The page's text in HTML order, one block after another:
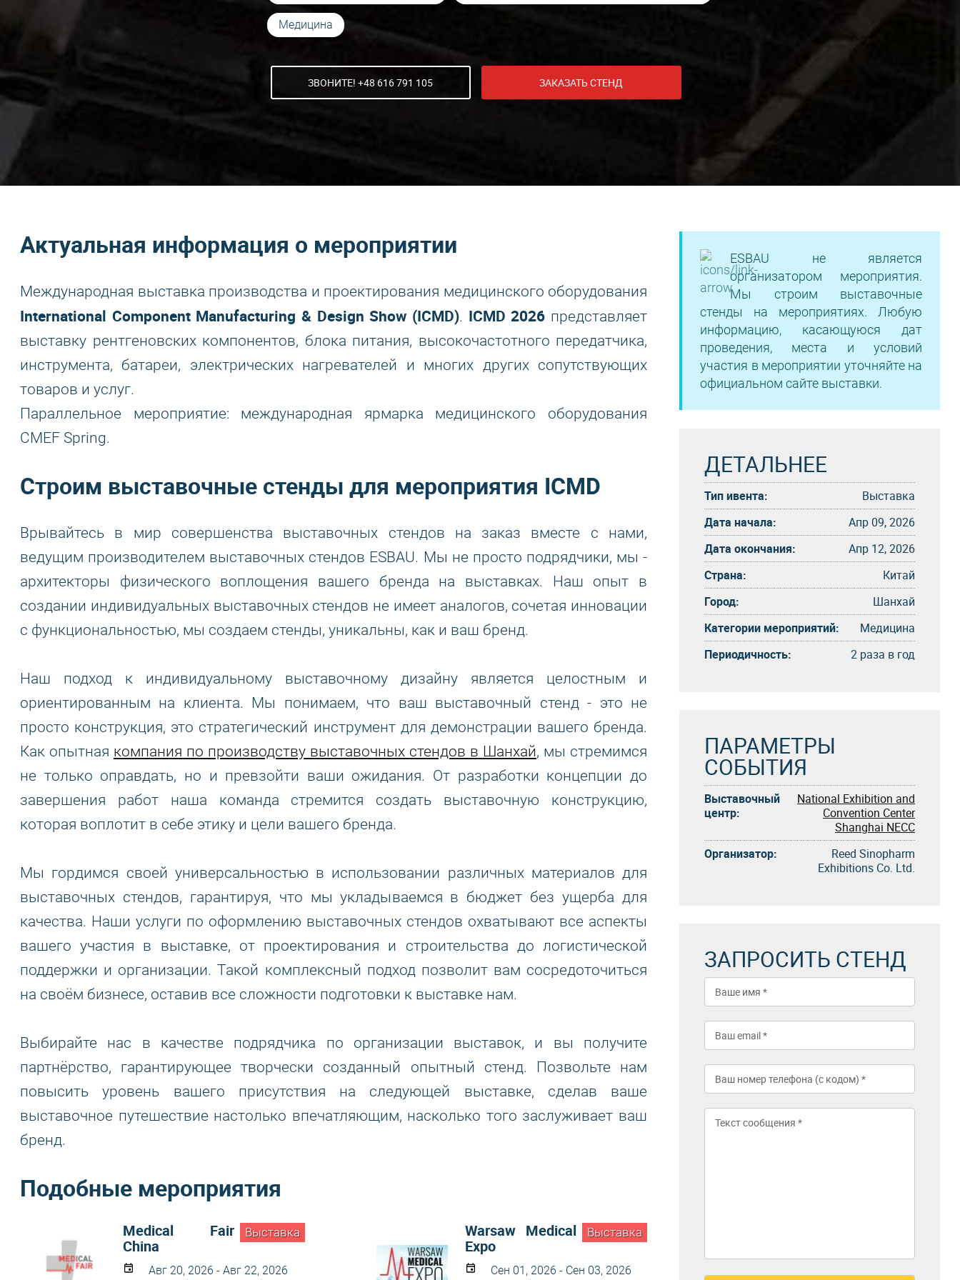
Медицина
ЗВОНИТЕ! +48 616 791 105 ЗАКАЗАТЬ СТЕНД
Актуальная информация о мероприятии
Международная выставка производства и проектирования медицинского оборудования
International Component Manufacturing & Design Show (ICMD). ICMD 2026 представляет
выставку рентгеновских компонентов, блока питания, высокочастотного передатчика,
инструмента, батареи, электрических нагревателей и многих других сопутствующих
товаров и услуг.
Параллельное мероприятие: международная ярмарка медицинского оборудования
CMEF Spring.
Строим выставочные стенды для мероприятия ICMD
Врывайтесь в мир совершенства выставочных стендов на заказ вместе с нами,
ведущим производителем выставочных стендов ESBAU. Мы не просто подрядчики, мы -
архитекторы физического воплощения вашего бренда на выставках. Наш опыт в
создании индивидуальных выставочных стендов не имеет аналогов, сочетая инновации
с функциональностью, мы создаем стенды, уникальны, как и ваш бренд.
Наш подход к индивидуальному выставочному дизайну является целостным и
ориентированным на клиента. Мы понимаем, что ваш выставочный стенд - это не
просто конструкция, это стратегический инструмент для демонстрации вашего бренда.
Как опытная компания по производству выставочных стендов в Шанхай, мы стремимся
не только оправдать, но и превзойти ваши ожидания. От разработки концепции до
завершения работ наша команда стремится создать выставочную конструкцию,
которая воплотит в себе этику и цели вашего бренда.
Мы гордимся своей универсальностью в использовании различных материалов для
выставочных стендов, гарантируя, что мы укладываемся в бюджет без ущерба для
качества. Наши услуги по оформлению выставочных стендов охватывают все аспекты
вашего участия в выставке, от проектирования и строительства до логистической
поддержки и организации. Такой комплексный подход позволит вам сосредоточиться
на своём бизнесе, оставив все сложности подготовки к выставке нам.
Выбирайте нас в качестве подрядчика по организации выставок, и вы получите
партнёрство, гарантирующее творчески созданный опытный стенд. Позвольте нам
повысить уровень вашего присутствия на следующей выставке, сделав ваше
выставочное путешествие настолько впечатляющим, насколько того заслуживает ваш
бренд.
Подобные мероприятия
Выставка
Medical Fair
China
Авг 20, 2026 - Авг 22, 2026
Выставка
Warsaw Medical
Expo
Сен 01, 2026 - Сен 03, 2026
ESBAU не является
организатором мероприятия.
Мы строим выставочные
стенды на мероприятиях. Любую
информацию, касающуюся дат
проведения, места и условий
участия в мероприятии уточняйте на
официальном сайте выставки.
ДЕТАЛЬНЕЕ
Тип ивента:
Выставка
Дата начала:
Апр 09, 2026
Дата окончания:
Апр 12, 2026
Страна:
Китай
Город:
Шанхай
Категории мероприятий:
Медицина
Периодичность:
2 раза в год
ПАРАМЕТРЫ
СОБЫТИЯ
Выставочный
центр:
National Exhibition and
Convention Center
Shanghai NECC
Организатор:
Reed Sinopharm
Exhibitions Co. Ltd.
ЗАПРОСИТЬ СТЕНД